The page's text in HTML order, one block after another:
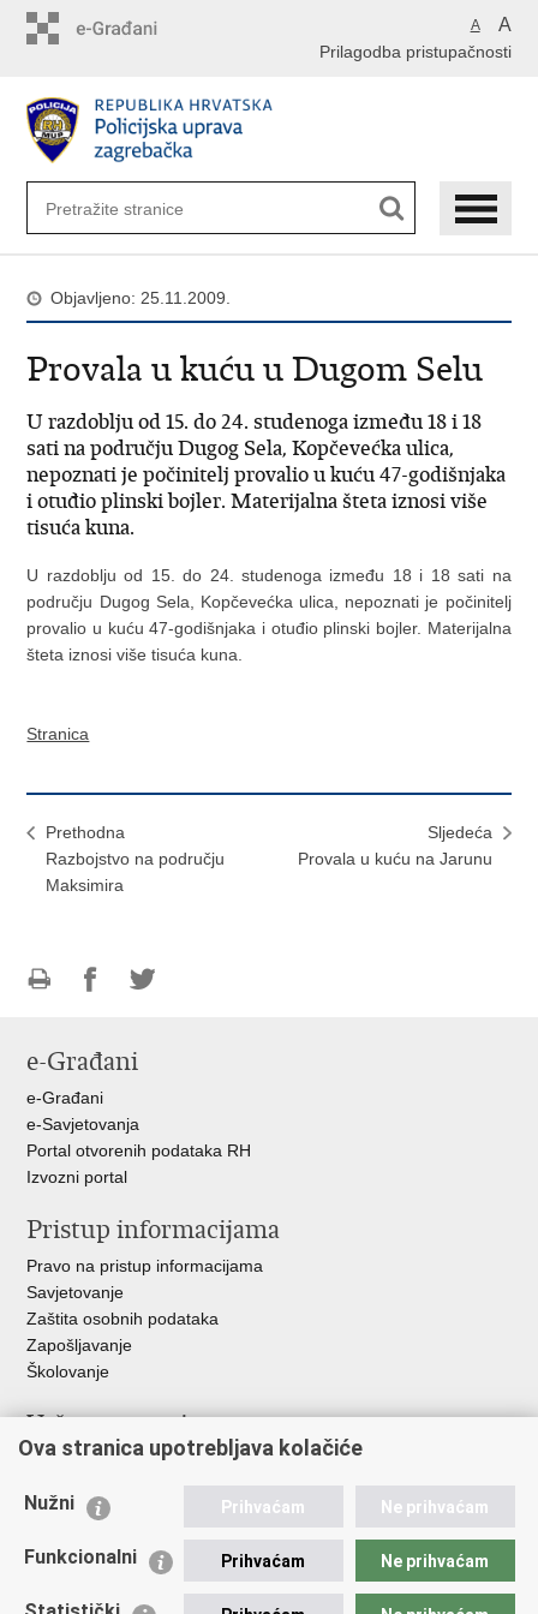
A A
Prilagodba pristupačnosti
Objavljeno: 25.11.2009.
Provala u kuću u Dugom Selu
U razdoblju od 15. do 24. studenoga između 18 i 18
sati na području Dugog Sela, Kopčevećka ulica,
nepoznati je počinitelj provalio u kuću 47-godišnjaka
i otuđio plinski bojler. Materijalna šteta iznosi više
tisuća kuna.
U razdoblju od 15. do 24. studenoga između 18 i 18 sati na
području Dugog Sela, Kopčevećka ulica, nepoznati je počinitelj
provalio u kuću 47-godišnjaka i otuđio plinski bojler. Materijalna
šteta iznosi više tisuća kuna.
Stranica
Prethodna
Razbojstvo na području
Maksimira
Sljedeća
Provala u kuću na Jarunu
FacebookuTwitteru
e-Građani
e-Građani
e-Savjetovanja
Portal otvorenih podataka RH
Izvozni portal
Pristup informacijama
Pravo na pristup informacijama
Savjetovanje
Zaštita osobnih podataka
Zapošljavanje
Školovanje
Važne poveznice
Ministarstvo unutarnjih poslova
Udruge
Policijska akademija
Ova stranica upotrebljava kolačiće
Nužni Prihvaćam Ne prihvaćam
Funkcionalni Prihvaćam Ne prihvaćam